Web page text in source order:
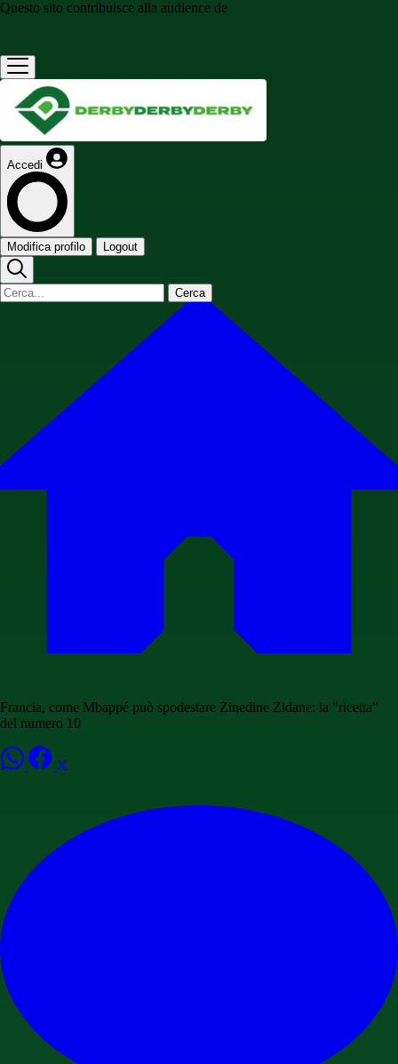
Questo sito contribuisce alla audience de
Accedi
Modifica profilo Logout
Cerca
Francia, come Mbappé può spodestare Zinedine Zidane: la "ricetta"
del numero 10